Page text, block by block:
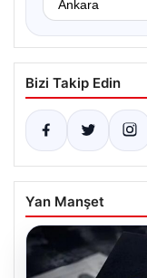
Bizi Takip Edin
Yan Manşet